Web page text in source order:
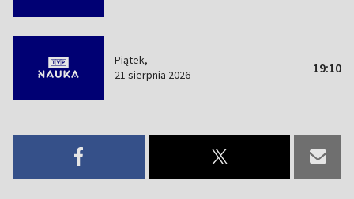
Piątek,
21 sierpnia 2026
19:10